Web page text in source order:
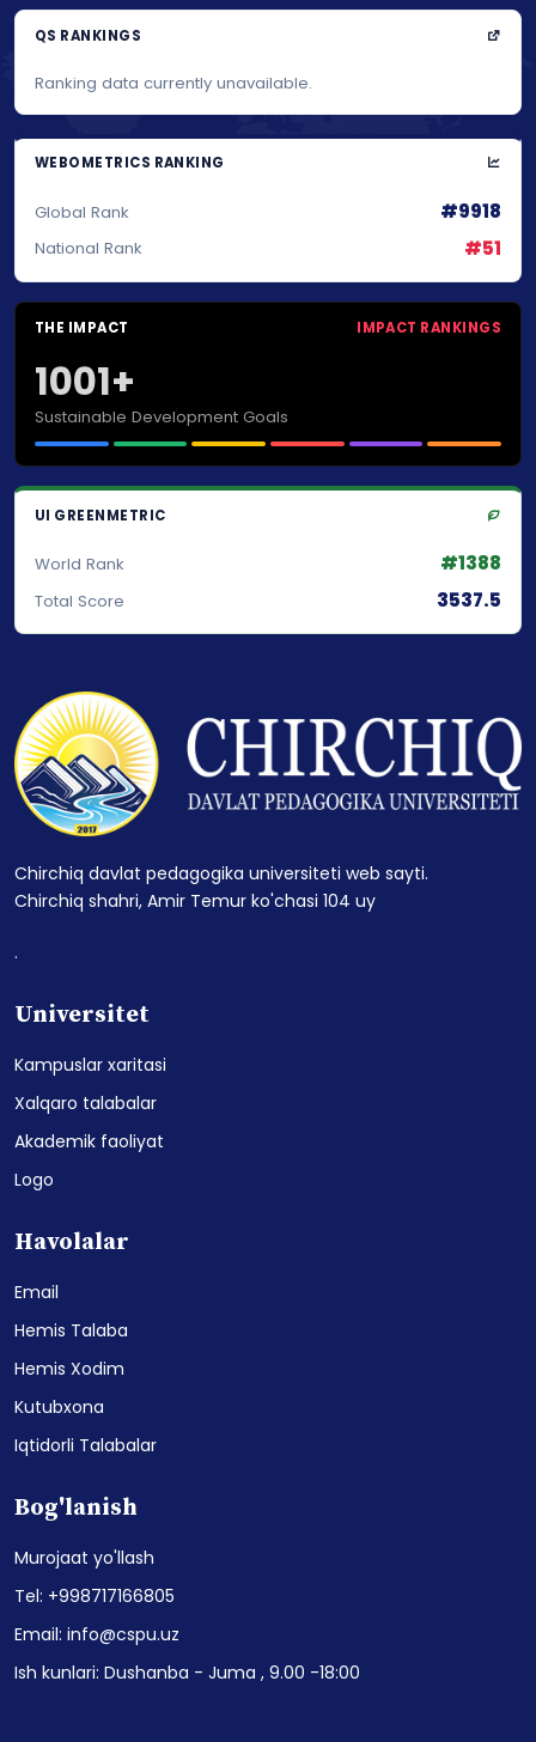
QS RANKINGS
Ranking data currently unavailable.
WEBOMETRICS RANKING
Global Rank #9918
National Rank #51
THE IMPACT IMPACT RANKINGS
1001+
Sustainable Development Goals
UI GREENMETRIC
World Rank #1388
Total Score 3537.5
Chirchiq davlat pedagogika universiteti web sayti.
Chirchiq shahri, Amir Temur ko'chasi 104 uy
.
Universitet
Kampuslar xaritasi
Xalqaro talabalar
Akademik faoliyat
Logo
Havolalar
Email
Hemis Talaba
Hemis Xodim
Kutubxona
Iqtidorli Talabalar
Bog'lanish
Murojaat yo'llash
Tel: +998717166805
Email: info@cspu.uz
Ish kunlari: Dushanba - Juma , 9.00 -18:00